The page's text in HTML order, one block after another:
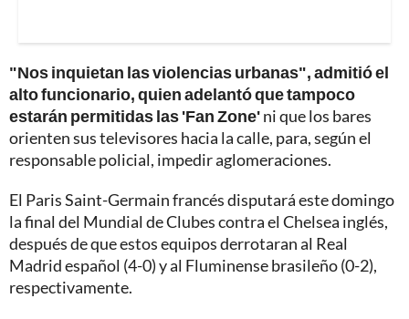
"Nos inquietan las violencias urbanas", admitió el
alto funcionario, quien adelantó que tampoco
estarán permitidas las 'Fan Zone'ni que los bares
orienten sus televisores hacia la calle, para, según el
responsable policial, impedir aglomeraciones.
El Paris Saint-Germain francés disputará este domingo
la final del Mundial de Clubes contra el Chelsea inglés,
después de que estos equipos derrotaran al Real
Madrid español (4-0) y al Fluminense brasileño (0-2),
respectivamente.